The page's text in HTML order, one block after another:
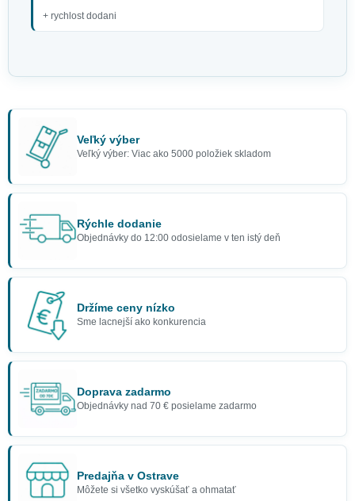
+ rychlost dodani
Veľký výber
Veľký výber: Viac ako 5000 položiek skladom
Rýchle dodanie
Objednávky do 12:00 odosielame v ten istý deň
Držíme ceny nízko
Sme lacnejší ako konkurencia
Doprava zadarmo
Objednávky nad 70 € posielame zadarmo
Predajňa v Ostrave
Môžete si všetko vyskúšať a ohmatať